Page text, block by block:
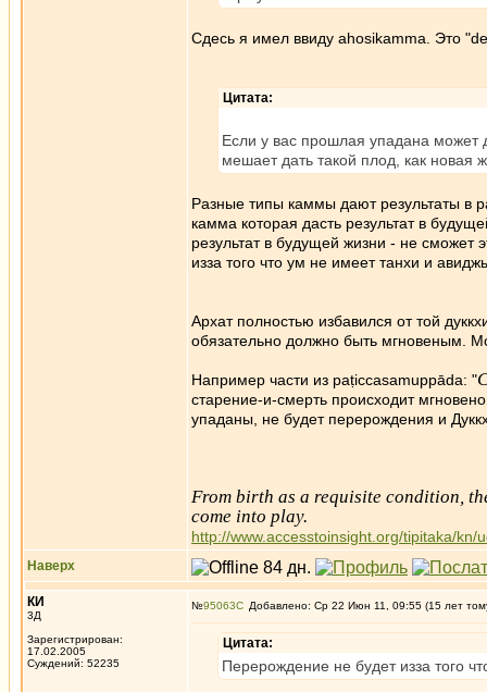
Сдесь я имел ввиду ahosikamma. Это
Цитата:
Если у вас прошлая упадана может
мешает дать такой плод, как новая
Разные типы каммы дают результаты в
камма которая дасть результат в
результат в будущей жизни - не сможет
изза того что ум не имеет танхи и
Архат полностью избавился от той
обязательно должно быть мгновеным.
Например части из paṭiccasamuppāda: "
старение-и-смерть происходит
упаданы, не будет перерождения и
From birth as a requisite condition,
come into play.
http://www.accesstoinsight.org/tipitaka/kn/
Наверх
КИ
3Д
Зарегистрирован:
17.02.2005
Суждений: 52235
№95063 Добавлено: Ср 22 Июн 11, 09:55 (15 лет
Цитата:
Перерождение не будет изза того